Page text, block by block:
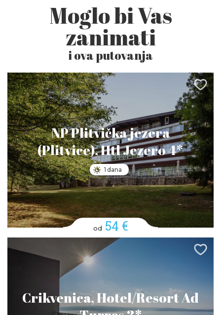
Moglo bi Vas
zanimati
i ova putovanja
NP Plitvička jezera
(Plitvice), Htl Jezero 4*
1 dana
od 54 €
Crikvenica, Hotel/Resort Ad